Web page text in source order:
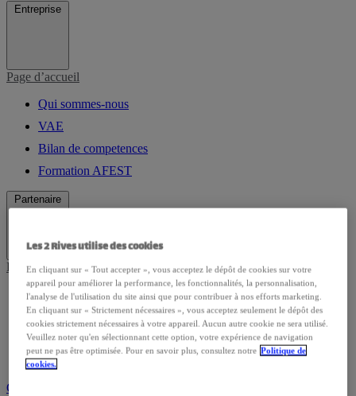
Entreprise
Page d’accueil
Qui sommes-nous
VAE
Bilan de competences
Formation AFEST
Partenaire
Page d’accueil
Institutions
Certificateurs
Agents Commerciaux
Consultants
Contactez-nous
Les 2 Rives utilise des cookies
En cliquant sur « Tout accepter », vous acceptez le dépôt de cookies sur votre
appareil pour améliorer la performance, les fonctionnalités, la personnalisation,
l'analyse de l'utilisation du site ainsi que pour contribuer à nos efforts marketing.
En cliquant sur « Strictement nécessaires », vous acceptez seulement le dépôt des
cookies strictement nécessaires à votre appareil. Aucun autre cookie ne sera utilisé.
Veuillez noter qu'en sélectionnant cette option, votre expérience de navigation
peut ne pas être optimisée. Pour en savoir plus, consultez notre Politique de
cookies.